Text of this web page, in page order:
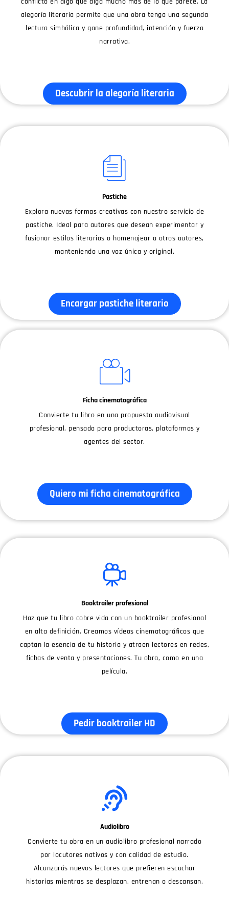
alegoría literaria permite que una obra tenga una segunda
lectura simbólica y gane profundidad, intención y fuerza
narrativa.
Descubrir la alegoría literaria
Pastiche
Explora nuevas formas creativas con nuestro servicio de
pastiche. Ideal para autores que desean experimentar y
fusionar estilos literarios o homenajear a otros autores,
manteniendo una voz única y original.
Encargar pastiche literario
Ficha cinematográfica
Convierte tu libro en una propuesta audiovisual
profesional, pensada para productoras, plataformas y
agentes del sector.
Quiero mi ficha cinematográfica
Booktrailer profesional
Haz que tu libro cobre vida con un booktrailer profesional
en alta definición. Creamos vídeos cinematográficos que
captan la esencia de tu historia y atraen lectores en redes,
fichas de venta y presentaciones. Tu obra, como en una
película.
Pedir booktrailer HD
Audiolibro
Convierte tu obra en un audiolibro profesional narrado
por locutores nativos y con calidad de estudio.
Alcanzarás nuevos lectores que prefieren escuchar
historias mientras se desplazan, entrenan o descansan.